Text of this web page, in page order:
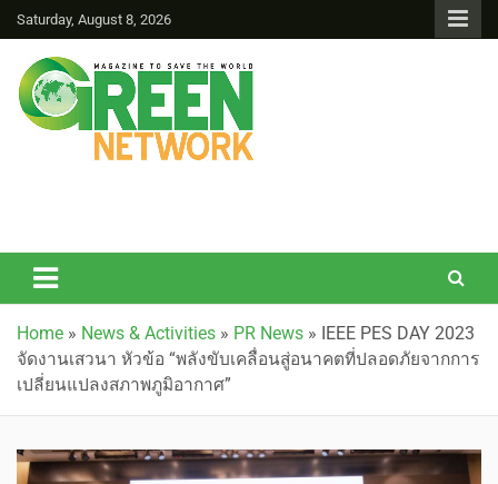
Saturday, August 8, 2026
Home » News & Activities » PR News »
IEEE PES DAY 2023
จัดงานเสวนา หัวข้อ “พลังขับเคลื่อนสู่อนาคตที่ปลอดภัยจากการ
เปลี่ยนแปลงสภาพภูมิอากาศ”